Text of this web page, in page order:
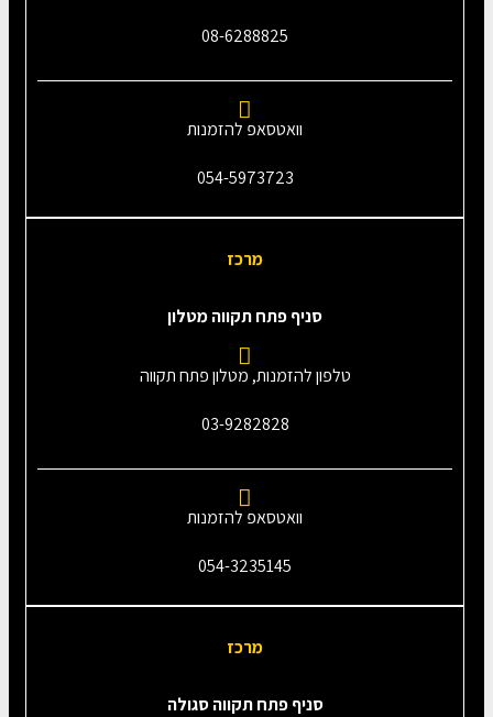
08-6288825
וואטסאפ להזמנות
054-5973723
מרכז
סניף פתח תקווה מטלון
טלפון להזמנות, מטלון פתח תקווה
03-9282828
וואטסאפ להזמנות
054-3235145‎
מרכז
סניף פתח תקווה סגולה